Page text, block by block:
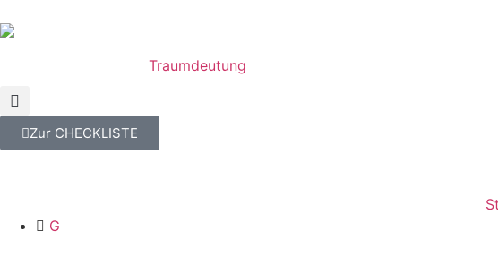
Traumdeutung
Zur CHECKLISTE
G